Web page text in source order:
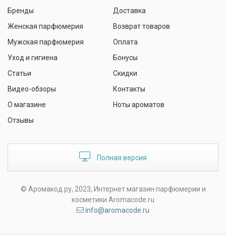
Бренды
Женская парфюмерия
Мужская парфюмерия
Уход и гигиена
Статьи
Видео-обзоры
О магазине
Отзывы
Доставка
Возврат товаров
Оплата
Бонусы
Скидки
Контакты
Ноты ароматов
Полная версия
© Аромакод.ру, 2023, Интернет магазин парфюмерии и
косметики Aromacode.ru
info@aromacode.ru